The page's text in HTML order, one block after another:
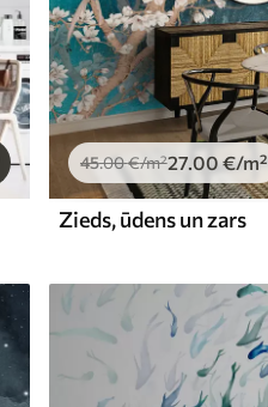
45.00€/m²27.00 €/m²
Zieds, ūdens un zars